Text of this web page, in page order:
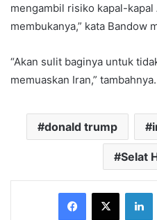
mengambil risiko kapal-
membukanya,” kata Bandow
“Akan sulit baginya untuk
memuaskan Iran,” tambahnya.
donald trump
Selat
Facebook
X